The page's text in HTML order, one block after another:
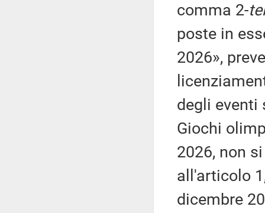
comma 2-
poste in
2026»,
degli eventi
Giochi
2026, non
all'articolo
dicembre